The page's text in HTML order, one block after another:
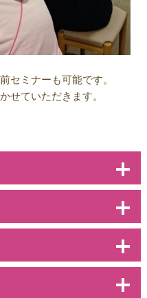
セミナーも可能です。
せていただきます。